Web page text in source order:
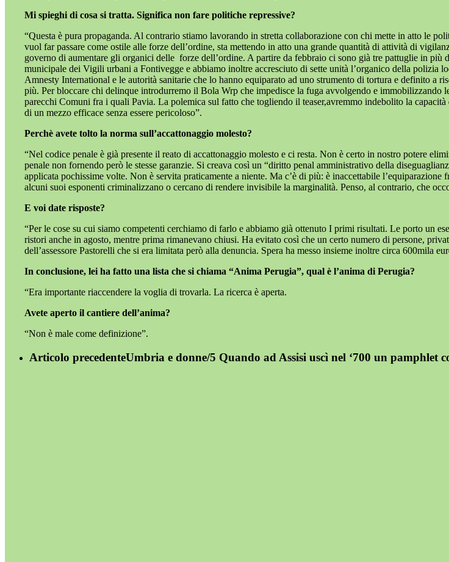
Mi spieghi di cosa si tratta. Significa non fare politiche repressive?
“Questa è pura propaganda. Al contrario stiamo lavorando in stretta collaborazione con chi mette in atto le
vuol far passare come ostile alle forze dell’ordine, sta mettendo in atto una grande quantità di attività di
governo di aumentare gli organici delle forze dell’ordine. A partire da febbraio ci sono già tre pattuglie in
municipale dei Vigili urbani a Fontivegge e abbiamo inoltre accresciuto di sette unità l’organico della polizia
Amnesty International e le autorità sanitarie che lo hanno equiparato ad uno strumento di tortura e definito
più. Per bloccare chi delinque introdurremo il Bola Wrp che impedisce la fuga avvolgendo e immobilizzando
parecchi Comuni fra i quali Pavia. La polemica sul fatto che togliendo il teaser,avremmo indebolito la
di un mezzo efficace senza essere pericoloso”.
Perchè avete tolto la norma sull’accattonaggio molesto?
“Nel codice penale è già presente il reato di accattonaggio molesto e ci resta. Non è certo in nostro potere
penale non fornendo però le stesse garanzie. Si creava così un “diritto penal amministrativo della
applicata pochissime volte. Non è servita praticamente a niente. Ma c’è di più: è inaccettabile l’equiparazione
alcuni suoi esponenti criminalizzano o cercano di rendere invisibile la marginalità. Penso, al contrario, che
E voi date risposte?
“Per le cose su cui siamo competenti cerchiamo di farlo e abbiamo già ottenuto I primi risultati. Le porto un
ristori anche in agosto, mentre prima rimanevano chiusi. Ha evitato così che un certo numero di persone,
dell’assessore Pastorelli che si era limitata però alla denuncia. Spera ha messo insieme inoltre circa 600mila
In conclusione, lei ha fatto una lista che si chiama “Anima Perugia”, qual è l’anima di Perugia?
“Era importante riaccendere la voglia di trovarla. La ricerca è aperta.
Avete aperto il cantiere dell’anima?
“Non è male come definizione”.
Articolo precedenteUmbria e donne/5 Quando ad Assisi uscì nel ‘700 un pamphlet